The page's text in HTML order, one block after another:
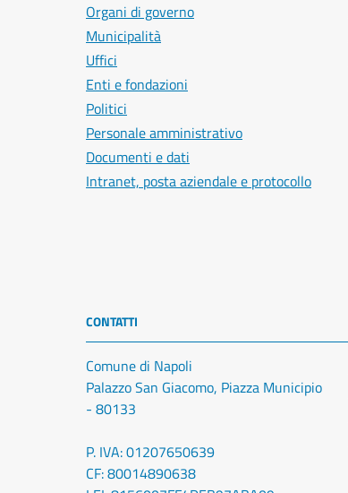
Organi di governo
Municipalità
Uffici
Enti e fondazioni
Politici
Personale amministrativo
Documenti e dati
Intranet, posta aziendale e protocollo
CONTATTI
Comune di Napoli
Palazzo San Giacomo, Piazza Municipio
- 80133
P. IVA: 01207650639
CF: 80014890638